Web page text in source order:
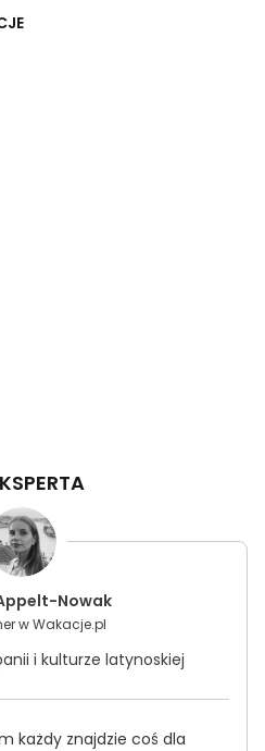
Nowak
w Wakacje.pl
i kulturze latynoskiej
każdy znajdzie coś dla